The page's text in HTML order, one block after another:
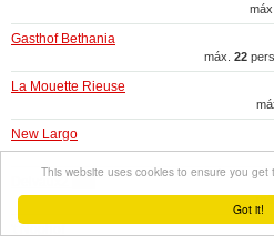
Got it!
This website uses cookies to ensure you
máx.
Gasthof Bethania
máx. 22
La Mouette Rieuse
New Largo